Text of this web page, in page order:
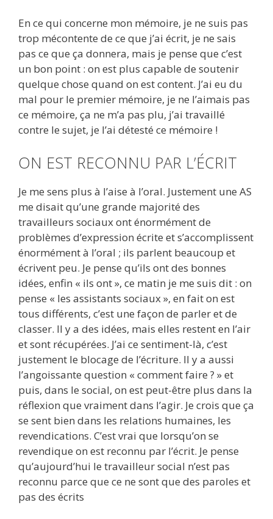
En ce qui concerne mon mémoire, je ne suis pas
trop mécontente de ce que j’ai écrit, je ne sais
pas ce que ça donnera, mais je pense que c’est
un bon point : on est plus capable de soutenir
quelque chose quand on est content. J’ai eu du
mal pour le premier mémoire, je ne l’aimais pas
ce mémoire, ça ne m’a pas plu, j’ai travaillé
contre le sujet, je l’ai détesté ce mémoire !
ON EST RECONNU PAR L’ÉCRIT
Je me sens plus à l’aise à l’oral. Justement une AS
me disait qu’une grande majorité des
travailleurs sociaux ont énormément de
problèmes d’expression écrite et s’accomplissent
énormément à l’oral ; ils parlent beaucoup et
écrivent peu. Je pense qu’ils ont des bonnes
idées, enfin « ils ont », ce matin je me suis dit : on
pense « les assistants sociaux », en fait on est
tous différents, c’est une façon de parler et de
classer. Il y a des idées, mais elles restent en l’air
et sont récupérées. J’ai ce sentiment-là, c’est
justement le blocage de l’écriture. Il y a aussi
l’angoissante question « comment faire ? » et
puis, dans le social, on est peut-être plus dans la
réflexion que vraiment dans l’agir. Je crois que ça
se sent bien dans les relations humaines, les
revendications. C’est vrai que lorsqu’on se
revendique on est reconnu par l’écrit. Je pense
qu’aujourd’hui le travailleur social n’est pas
reconnu parce que ce ne sont que des paroles et
pas des écrits